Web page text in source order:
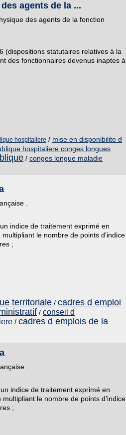
agents de la ...
des agents de la fonction
(dispositions statutaires relatives à la
des fonctionnaires devenus inaptes à
hospitaliere / mise en disponibilite d
hospitaliere conges longues
/ conges longue maladie
.
indice de traitement exprimé en
le nombre de points d'indice
;
territoriale / cadres d emploi
/ conseil d
/ cadres d emplois de la
.
indice de traitement exprimé en
le nombre de points d'indice
;